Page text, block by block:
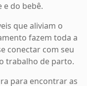
e do bebê.
que aliviam o
fazem toda a
conectar com seu
trabalho de parto.
para encontrar as